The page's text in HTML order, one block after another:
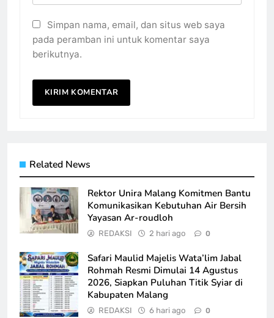
Simpan nama, email, dan situs web saya
pada peramban ini untuk komentar saya
berikutnya.
Related News
Rektor Unira Malang Komitmen Bantu
Komunikasikan Kebutuhan Air Bersih
Yayasan Ar-roudloh
REDAKSI 2 hari ago 0
Safari Maulid Majelis Wata’lim Jabal
Rohmah Resmi Dimulai 14 Agustus
2026, Siapkan Puluhan Titik Syiar di
Kabupaten Malang
REDAKSI 6 hari ago 0